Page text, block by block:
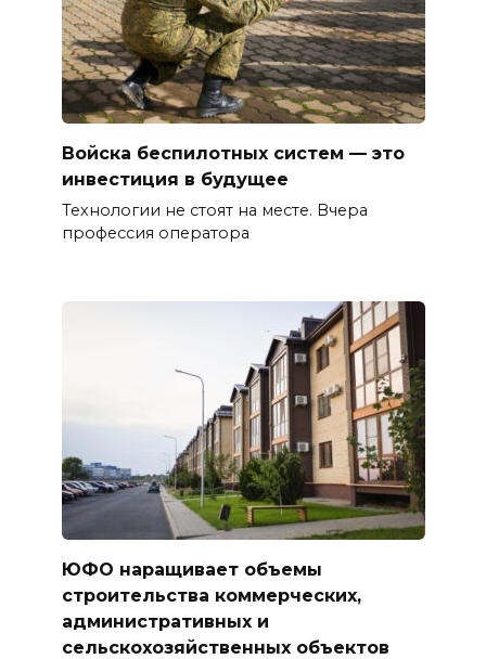
Войска беспилотных систем — это
инвестиция в будущее
Технологии не стоят на месте. Вчера
профессия оператора
ЮФО наращивает объемы
строительства коммерческих,
административных и
сельскохозяйственных объектов